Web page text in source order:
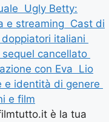
Ugly Betty:
e streaming Cast di
italiani
cancellato
con Eva Lio
e identità di genere
e film
è la tua